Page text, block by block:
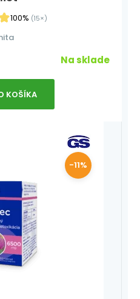
100% (15×)
Na sklade
KOŠÍKA
-11%